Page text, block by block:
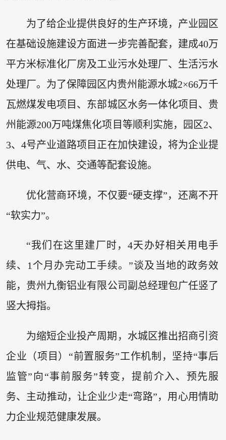
为了给企业提供良好的生产环境，产业园区
在基础设施建设方面进一步完善配套，建成40万
平方米标准化厂房及工业污水处理厂、生活污水
处理厂。为了保障园区内贵州能源水城2×66万千
瓦燃煤发电项目、东部城区水务一体化项目、贵
州能源200万吨煤焦化项目等顺利实施，园区2、
3、4号产业道路项目正在加快建设，将为企业提
供电、气、水、交通等配套设施。
优化营商环境，不仅要“硬支撑”，还离不开
“软实力”。
“我们在这里建厂时，4天办好相关用电手
续、1个月办完动工手续。”谈及当地的政务效
能，贵州九衡铝业有限公司副总经理包广任竖了
竖大拇指。
为缩短企业投产周期，水城区推出招商引资
企业（项目）“前置服务”工作机制，坚持“事后
监管”向“事前服务”转变，提前介入、预先服
务、主动推动，让企业少走“弯路”，用心用情助
力企业规范健康发展。